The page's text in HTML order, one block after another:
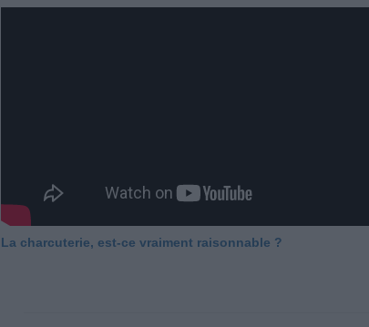
La charcuterie, est-ce vraiment raisonnable ?